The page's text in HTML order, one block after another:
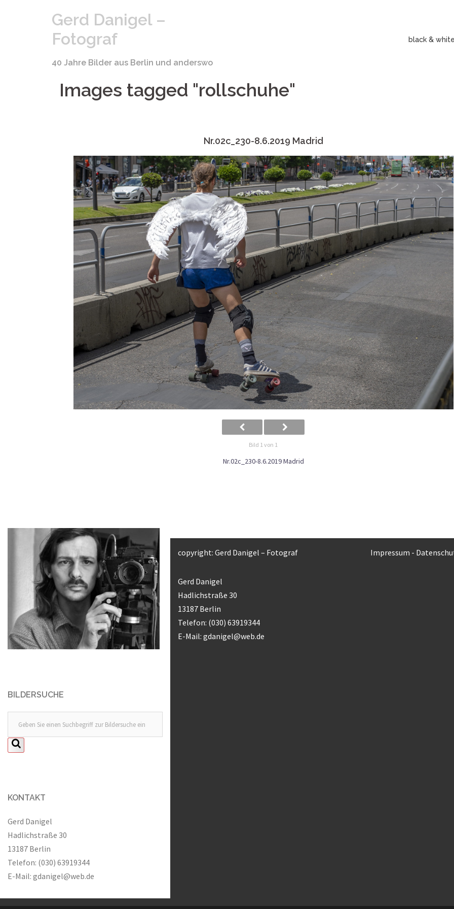
Gerd Danigel –
Fotograf
40 Jahre Bilder aus Berlin und anderswo
black &
Images tagged "rollschuhe"
Nr.02c_230-8.6.2019 Madrid
Bild 1 von 1
Nr.02c_230-8.6.2019 Madrid
BILDERSUCHE
KONTAKT
Gerd Danigel
Hadlichstraße 30
13187 Berlin
Telefon: (030) 63919344
E-Mail: gdanigel@web.de
copyright: Gerd Danigel – Fotograf Impressum -
Gerd Danigel
Hadlichstraße 30
13187 Berlin
Telefon: (030) 63919344
E-Mail: gdanigel@web.de